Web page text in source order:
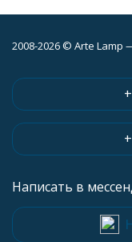
2008-2026 © Arte
Написать в